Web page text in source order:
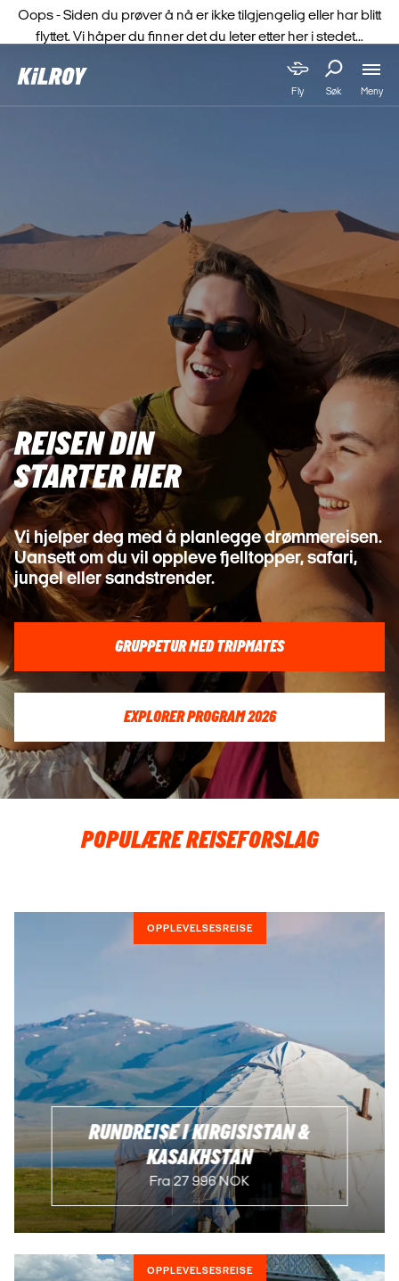
Fly Søk Meny
REISEN DIN
STARTER HER
Vi hjelper deg med å planlegge drømmereisen.
Uansett om du vil oppleve fjelltopper, safari,
jungel eller sandstrender.
GRUPPETUR MED TRIPMATES
EXPLORER PROGRAM 2026
POPULÆRE REISEFORSLAG
OPPLEVELSESREISE
RUNDREISE I KIRGISISTAN &
KASAKHSTAN
Fra 27 996 NOK
OPPLEVELSESREISE
Oops - Siden du prøver å nå er ikke tilgjengelig eller har blitt
flyttet. Vi håper du finner det du leter etter her i stedet...